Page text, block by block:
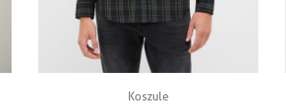
Szybki podgląd
Koszule